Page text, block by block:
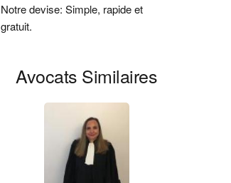
Notre devise: Simple, rapide et
gratuit.
Avocats Similaires